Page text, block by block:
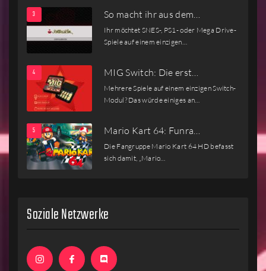
So macht ihr aus dem…
Ihr möchtet SNES-, PS1- oder Mega Drive-
Spiele auf einem einzigen…
MIG Switch: Die erst…
Mehrere Spiele auf einem einzigen Switch-
Modul? Das würde einiges an…
Mario Kart 64: Funra…
Die Fangruppe Mario Kart 64 HD befasst
sich damit, „Mario…
Soziale Netzwerke